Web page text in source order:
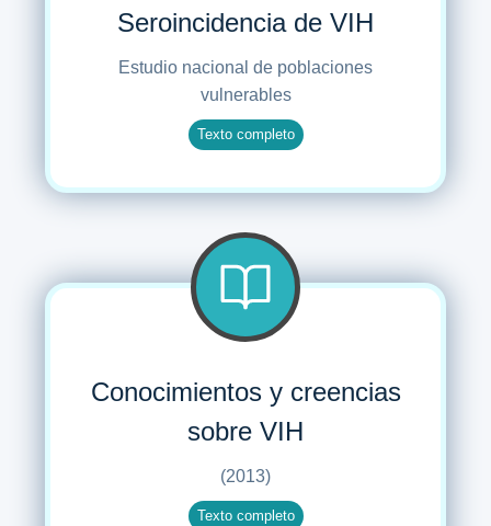
Seroincidencia de VIH
Estudio nacional de poblaciones
vulnerables
Texto completo
Conocimientos y creencias
sobre VIH
(2013)
Texto completo